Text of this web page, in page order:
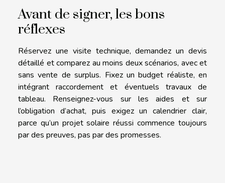
Avant de signer, les bons
réflexes
Réservez une visite technique, demandez un devis
détaillé et comparez au moins deux scénarios, avec et
sans vente de surplus. Fixez un budget réaliste, en
intégrant raccordement et éventuels travaux de
tableau. Renseignez-vous sur les aides et sur
l’obligation d’achat, puis exigez un calendrier clair,
parce qu’un projet solaire réussi commence toujours
par des preuves, pas par des promesses.